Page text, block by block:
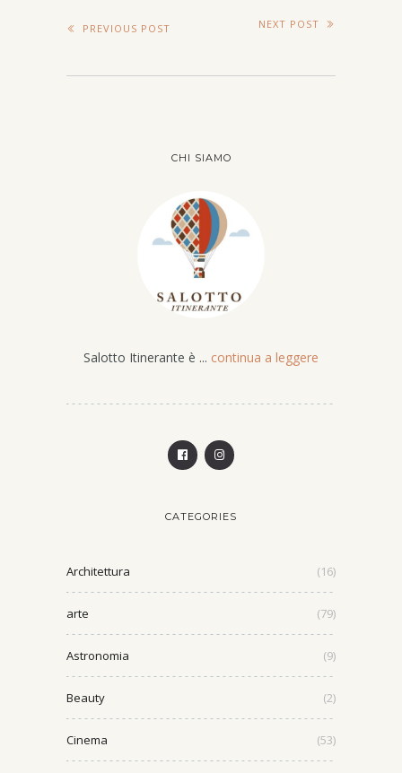
PREVIOUS POST NEXT POST
CHI SIAMO
Salotto Itinerante è ... continua a leggere
CATEGORIES
Architettura (16)
arte (79)
Astronomia (9)
Beauty (2)
Cinema (53)